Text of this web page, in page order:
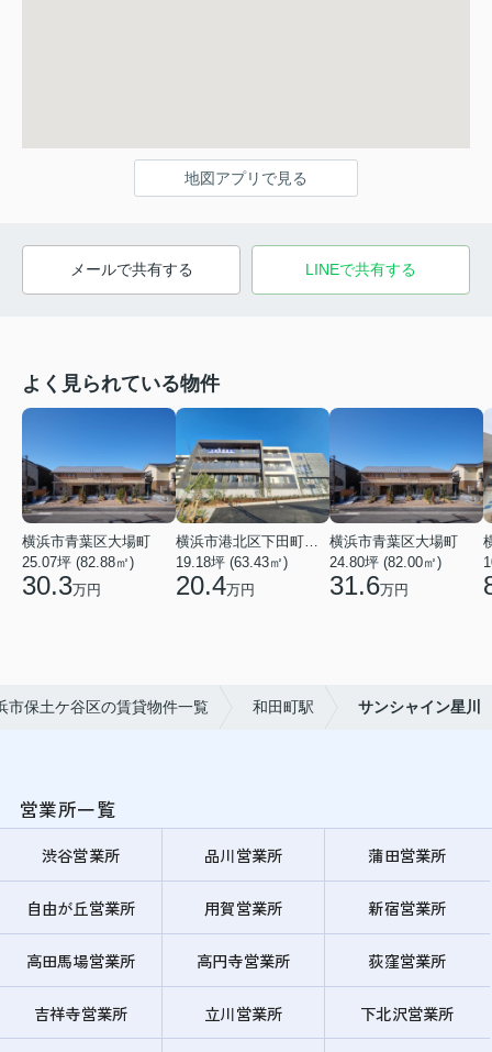
地図アプリで見る
メールで共有する LINEで共有する
よく見られている物件
横浜市青葉区大場町
25.07坪 (82.88㎡)
30.3万円
19.18坪 (63.43㎡)
20.4万円
横浜市青葉区大場町
24.80坪 (82.00㎡)
31.6万円
市保土ケ谷区の賃貸物件一覧 和田町駅 サンシャイン星川
営業所一覧
渋谷営業所 品川営業所 蒲田営業所
自由が丘営業所 用賀営業所 新宿営業所
高田馬場営業所 高円寺営業所 荻窪営業所
吉祥寺営業所 立川営業所 下北沢営業所